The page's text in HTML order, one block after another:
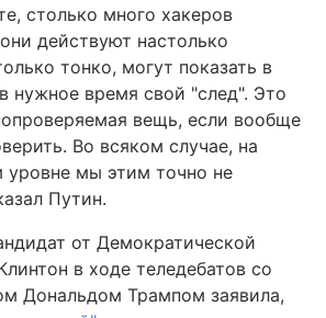
столько много хакеров
действуют настолько
тонко, могут показать в
нужное время свой "след". Это
вещь, если вообще
Во всяком случае, на
уровне мы этим точно не
Путин.
от Демократической
в ходе теледебатов со
Дональдом Трампом заявила,